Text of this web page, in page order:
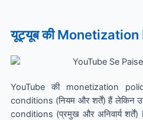
यूट्यूब की Monetization
YouTube की monetization
conditions (नियम और शर्तें) हैं
conditions (प्रमुख और अनिवार्य शर्तें)